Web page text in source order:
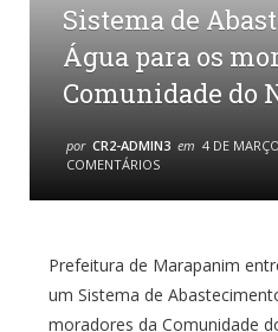
Sistema de
Água para os
Comunidade do
por CR2-ADMIN3 em 4 DE
COMENTÁRIOS
Prefeitura de Marapanim
um Sistema de
moradores da Comunidade